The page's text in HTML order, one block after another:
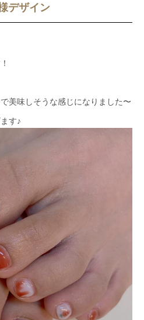
デザイン
美味しそうな感じになりました〜
す♪